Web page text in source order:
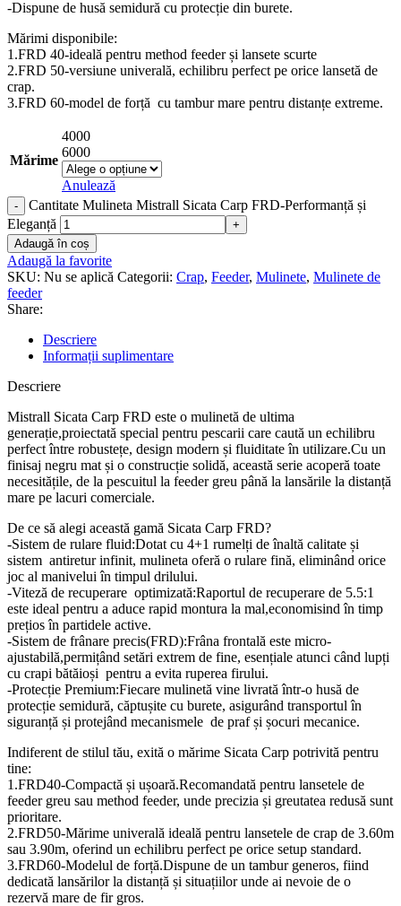
-Dispune de husă semidură cu protecție din burete.
Mărimi disponibile:
1.FRD 40-ideală pentru method feeder și lansete scurte
2.FRD 50-versiune univerală, echilibru perfect pe orice lansetă de
crap.
3.FRD 60-model de forță cu tambur mare pentru distanțe extreme.
Mărime
4000
6000
Anulează
Cantitate Mulineta Mistrall Sicata Carp FRD-Performanță și
Eleganță
Adaugă în coș
Adaugă la favorite
SKU: Nu se aplică Categorii: Crap, Feeder, Mulinete, Mulinete de
feeder
Share:
Descriere
Informații suplimentare
Descriere
Mistrall Sicata Carp FRD este o mulinetă de ultima
generație,proiectată special pentru pescarii care caută un echilibru
perfect între robustețe, design modern și fluiditate în utilizare.Cu un
finisaj negru mat și o construcție solidă, această serie acoperă toate
necesitățile, de la pescuitul la feeder greu până la lansările la distanță
mare pe lacuri comerciale.
De ce să alegi această gamă Sicata Carp FRD?
-Sistem de rulare fluid:Dotat cu 4+1 rumelți de înaltă calitate și
sistem antiretur infinit, mulineta oferă o rulare fină, eliminând orice
joc al manivelui în timpul drilului.
-Viteză de recuperare optimizată:Raportul de recuperare de 5.5:1
este ideal pentru a aduce rapid montura la mal,economisind în timp
prețios în partidele active.
-Sistem de frânare precis(FRD):Frâna frontală este micro-
ajustabilă,permițând setări extrem de fine, esențiale atunci când lupți
cu crapi bătăioși pentru a evita ruperea firului.
-Protecție Premium:Fiecare mulinetă vine livrată într-o husă de
protecție semidură, căptușite cu burete, asigurând transportul în
siguranță și protejând mecanismele de praf și șocuri mecanice.
Indiferent de stilul tău, exită o mărime Sicata Carp potrivită pentru
tine:
1.FRD40-Compactă și ușoară.Recomandată pentru lansetele de
feeder greu sau method feeder, unde precizia și greutatea redusă sunt
prioritare.
2.FRD50-Mărime univerală ideală pentru lansetele de crap de 3.60m
sau 3.90m, oferind un echilibru perfect pe orice setup standard.
3.FRD60-Modelul de forță.Dispune de un tambur generos, fiind
dedicată lansărilor la distanță și situațiilor unde ai nevoie de o
rezervă mare de fir gros.